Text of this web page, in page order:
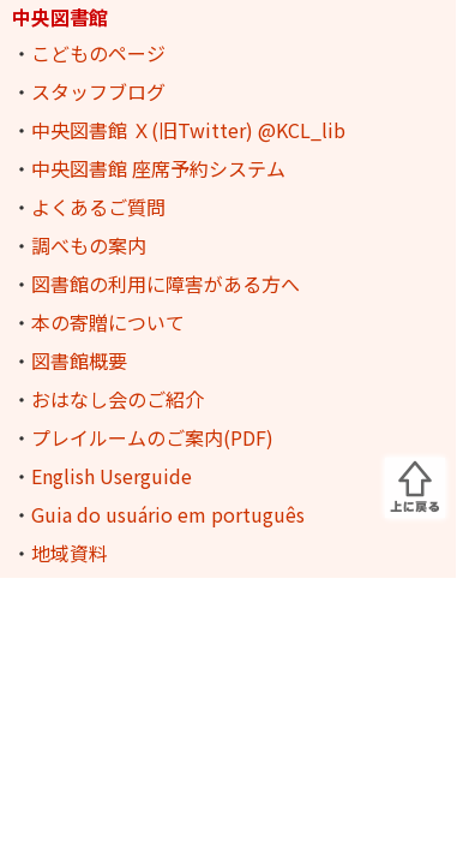
中央図書館
・ こどものページ
・ スタッフブログ
・ 中央図書館 Ｘ(旧Twitter) @KCL_lib
・ 中央図書館 座席予約システム
・ よくあるご質問
・ 調べもの案内
・ 図書館の利用に障害がある方へ
・ 本の寄贈について
・ 図書館概要
・ おはなし会のご紹介
・ プレイルームのご案内(PDF)
・ English Userguide
・ Guia do usuário em português
・ 地域資料